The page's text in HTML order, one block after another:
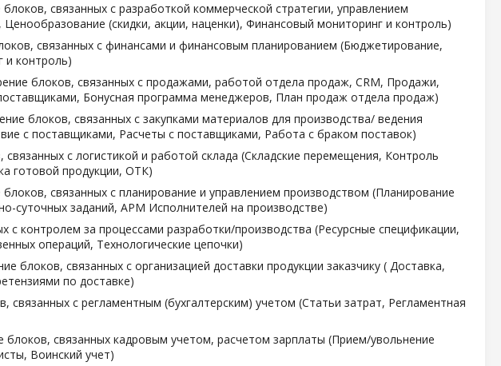
связанных с разработкой коммерческой стратегии, управлением
(скидки, акции, наценки), Финансовый мониторинг и контроль)
связанных с финансами и финансовым планированием (Бюджетирование,
и контроль)
блоков, связанных с продажами, работой отдела продаж, CRM, Продажи,
Бонусная программа менеджеров, План продаж отдела продаж)
блоков, связанных с закупками материалов для производства/ ведения
с поставщиками, Расчеты с поставщиками, Работа с браком поставок)
с логистикой и работой склада (Складские перемещения, Контроль
готовой продукции, ОТК)
связанных с планирование и управлением производством (Планирование
суточных заданий, АРМ Исполнителей на производстве)
с контролем за процессами разработки/производства (Ресурсные спецификации,
операций, Технологические цепочки)
блоков, связанных с организацией доставки продукции заказчику ( Доставка,
по доставке)
связанных с регламентным (бухгалтерским) учетом (Статьи затрат, Регламентная
блоков, связанных кадровым учетом, расчетом зарплаты (Прием/увольнение
Воинский учет)